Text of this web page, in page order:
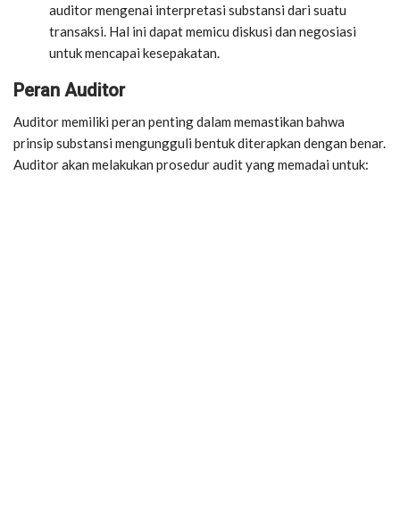
auditor mengenai interpretasi substansi dari suatu
transaksi. Hal ini dapat memicu diskusi dan negosiasi
untuk mencapai kesepakatan.
Peran Auditor
Auditor memiliki peran penting dalam memastikan bahwa
prinsip substansi mengungguli bentuk diterapkan dengan benar.
Auditor akan melakukan prosedur audit yang memadai untuk: